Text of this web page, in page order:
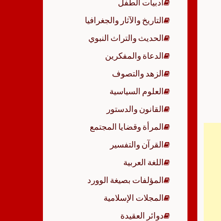
أدبيات الطفل
التاريخ والآثار والجغرافيا
الحديث والتراث النبوي
الدعاة والمفكرين
الزهد والتصوف
العلوم السياسية
القانون والدستور
المرأة وقضايا المجتمع
القرآن والتفسير
اللغة العربية
المؤلفات بصيغة الوورد
المجلات الإسلامية
دوائر العقيدة